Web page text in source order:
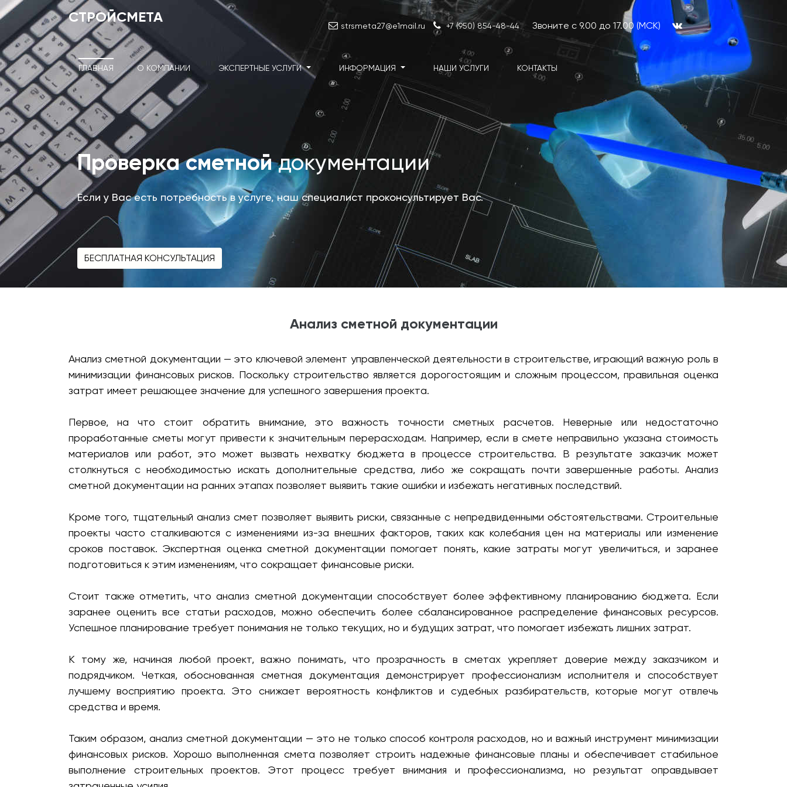
СТРОЙСМЕТА
strsmeta27@e1mail.ru +7 (950) 854-48-44 Звоните с 9.00 до 17.00 (МСК)
ГЛАВНАЯ О КОМПАНИИ ЭКСПЕРТНЫЕ УСЛУГИ ИНФОРМАЦИЯ НАШИ УСЛУГИ КОНТАКТЫ
Проверка сметнойдокументации
Если у Вас есть потребность в услуге, наш специалист проконсультирует Вас.
БЕСПЛАТНАЯ КОНСУЛЬТАЦИЯ
Анализ сметной документации
Анализ сметной документации — это ключевой элемент управленческой деятельности в строительстве, играющий важную роль в
минимизации финансовых рисков. Поскольку строительство является дорогостоящим и сложным процессом, правильная оценка
затрат имеет решающее значение для успешного завершения проекта.
Первое, на что стоит обратить внимание, это важность точности сметных расчетов. Неверные или недостаточно
проработанные сметы могут привести к значительным перерасходам. Например, если в смете неправильно указана стоимость
материалов или работ, это может вызвать нехватку бюджета в процессе строительства. В результате заказчик может
столкнуться с необходимостью искать дополнительные средства, либо же сокращать почти завершенные работы. Анализ
сметной документации на ранних этапах позволяет выявить такие ошибки и избежать негативных последствий.
Кроме того, тщательный анализ смет позволяет выявить риски, связанные с непредвиденными обстоятельствами. Строительные
проекты часто сталкиваются с изменениями из-за внешних факторов, таких как колебания цен на материалы или изменение
сроков поставок. Экспертная оценка сметной документации помогает понять, какие затраты могут увеличиться, и заранее
подготовиться к этим изменениям, что сокращает финансовые риски.
Стоит также отметить, что анализ сметной документации способствует более эффективному планированию бюджета. Если
заранее оценить все статьи расходов, можно обеспечить более сбалансированное распределение финансовых ресурсов.
Успешное планирование требует понимания не только текущих, но и будущих затрат, что помогает избежать лишних затрат.
К тому же, начиная любой проект, важно понимать, что прозрачность в сметах укрепляет доверие между заказчиком и
подрядчиком. Четкая, обоснованная сметная документация демонстрирует профессионализм исполнителя и способствует
лучшему восприятию проекта. Это снижает вероятность конфликтов и судебных разбирательств, которые могут отвлечь
средства и время.
Таким образом, анализ сметной документации — это не только способ контроля расходов, но и важный инструмент минимизации
финансовых рисков. Хорошо выполненная смета позволяет строить надежные финансовые планы и обеспечивает стабильное
выполнение строительных проектов. Этот процесс требует внимания и профессионализма, но результат оправдывает